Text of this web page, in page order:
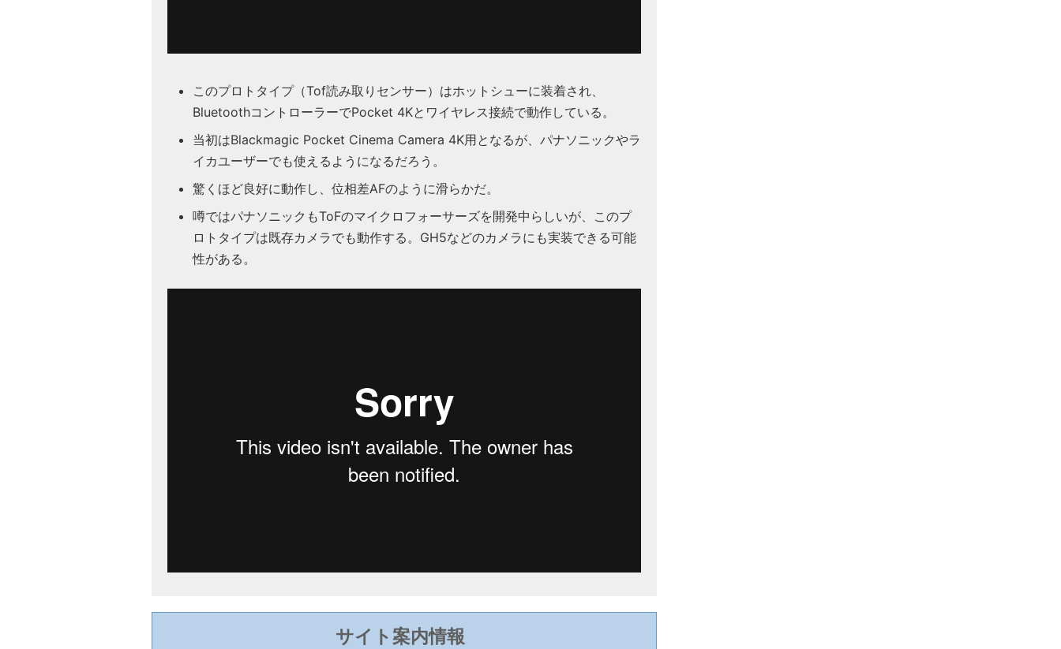
このプロトタイプ（Tof読み取りセンサー）はホットシューに装着され、
BluetoothコントローラーでPocket 4Kとワイヤレス接続で動作している。
当初はBlackmagic Pocket Cinema Camera 4K用となるが、パナソニックやラ
イカユーザーでも使えるようになるだろう。
驚くほど良好に動作し、位相差AFのように滑らかだ。
噂ではパナソニックもToFのマイクロフォーサーズを開発中らしいが、このプ
ロトタイプは既存カメラでも動作する。GH5などのカメラにも実装できる可能
性がある。
サイト案内情報